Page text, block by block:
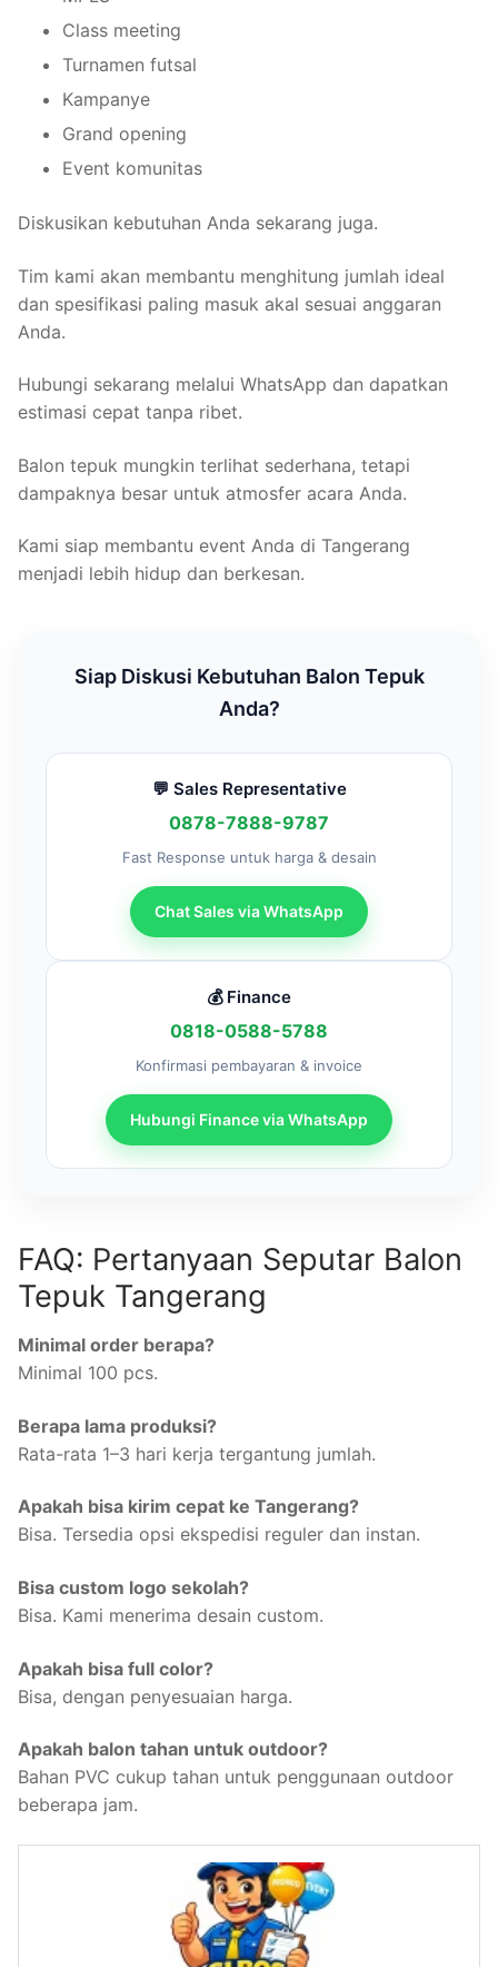
Class meeting
Turnamen futsal
Kampanye
Grand opening
Event komunitas
Diskusikan kebutuhan Anda sekarang juga.
Tim kami akan membantu menghitung jumlah ideal
dan spesifikasi paling masuk akal sesuai anggaran
Anda.
Hubungi sekarang melalui WhatsApp dan dapatkan
estimasi cepat tanpa ribet.
Balon tepuk mungkin terlihat sederhana, tetapi
dampaknya besar untuk atmosfer acara Anda.
Kami siap membantu event Anda di Tangerang
menjadi lebih hidup dan berkesan.
Siap Diskusi Kebutuhan Balon Tepuk
Anda?
💬 Sales Representative
0878-7888-9787
Fast Response untuk harga & desain
Chat Sales via WhatsApp
💰 Finance
0818-0588-5788
Konfirmasi pembayaran & invoice
Hubungi Finance via WhatsApp
FAQ: Pertanyaan Seputar Balon
Tepuk Tangerang
Minimal order berapa?
Minimal 100 pcs.
Berapa lama produksi?
Rata-rata 1–3 hari kerja tergantung jumlah.
Apakah bisa kirim cepat ke Tangerang?
Bisa. Tersedia opsi ekspedisi reguler dan instan.
Bisa custom logo sekolah?
Bisa. Kami menerima desain custom.
Apakah bisa full color?
Bisa, dengan penyesuaian harga.
Apakah balon tahan untuk outdoor?
Bahan PVC cukup tahan untuk penggunaan outdoor
beberapa jam.